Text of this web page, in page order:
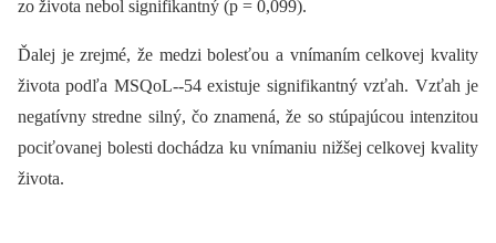
zo života nebol signifikantný (p = 0,099).
Ďalej je zrejmé, že medzi bolesťou a vnímaním celkovej kvality
života podľa MSQoL--54 existuje signifikantný vzťah. Vzťah je
negatívny stredne silný, čo znamená, že so stúpajúcou intenzitou
pociťovanej bolesti dochádza ku vnímaniu nižšej celkovej kvality
života.